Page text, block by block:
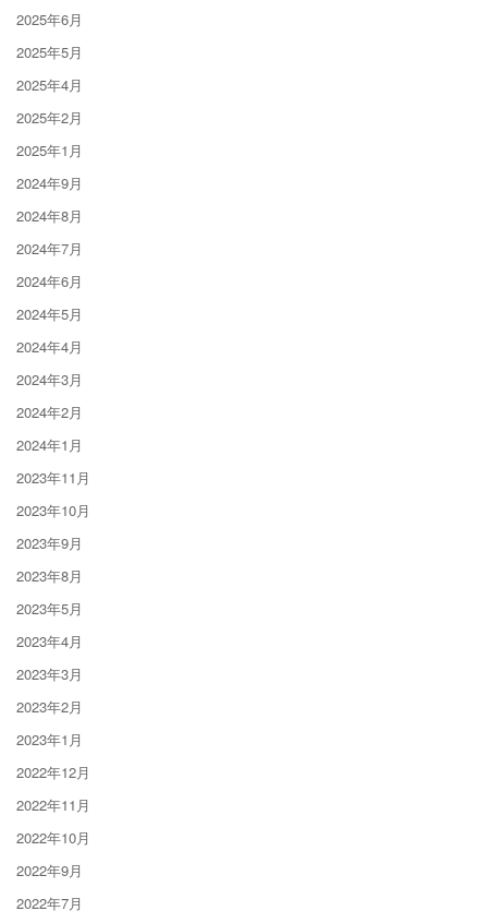
2025年6月
2025年5月
2025年4月
2025年2月
2025年1月
2024年9月
2024年8月
2024年7月
2024年6月
2024年5月
2024年4月
2024年3月
2024年2月
2024年1月
2023年11月
2023年10月
2023年9月
2023年8月
2023年5月
2023年4月
2023年3月
2023年2月
2023年1月
2022年12月
2022年11月
2022年10月
2022年9月
2022年7月